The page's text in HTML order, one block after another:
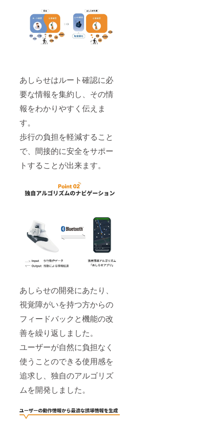
あしらせはルート確認に必
要な情報を集約し、その情
報をわかりやすく伝えま
す。
歩行の負担を軽減すること
で、間接的に安全をサポー
トすることが出来ます。
あしらせの開発にあたり、
視覚障がいを持つ方からの
フィードバックと機能の改
善を繰り返しました。
ユーザーが自然に負担なく
使うことのできる使用感を
追求し、独自のアルゴリズ
ムを開発しました。